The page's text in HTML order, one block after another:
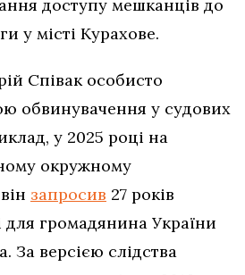
доступу мешканців до
у місті Курахове.
Співак особисто
обвинувачення у судових
у 2025 році на
окружному
запросив 27 років
для громадянина України
За версією слідства